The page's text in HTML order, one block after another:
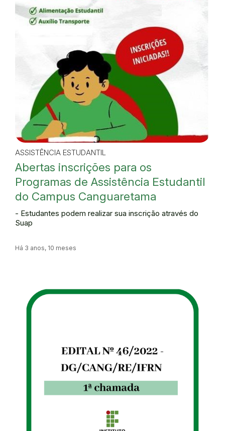
ASSISTÊNCIA ESTUDANTIL
Abertas inscrições para os
Programas de Assistência Estudantil
do Campus Canguaretama
- Estudantes podem realizar sua inscrição através do
Suap
Há 3 anos, 10 meses